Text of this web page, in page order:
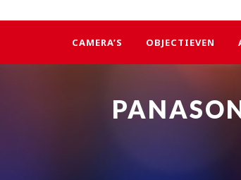
CAMERA’S OBJECTIEVEN